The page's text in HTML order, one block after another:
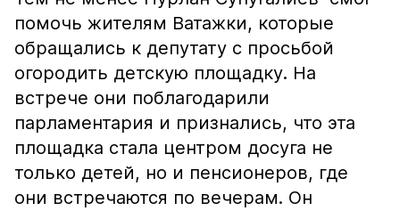
помочь жителям Ватажки, которые
обращались к депутату с просьбой
огородить детскую площадку. На
встрече они поблагодарили
парламентария и признались, что эта
площадка стала центром досуга не
только детей, но и пенсионеров, где
они встречаются по вечерам. Он